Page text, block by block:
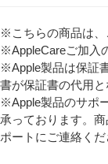
※こちらの商品は、
※AppleCareご加入
※Apple製品は保証
書が保証書の代用と
※Apple製品のサポ
承っております。
ポートにご連絡くだ